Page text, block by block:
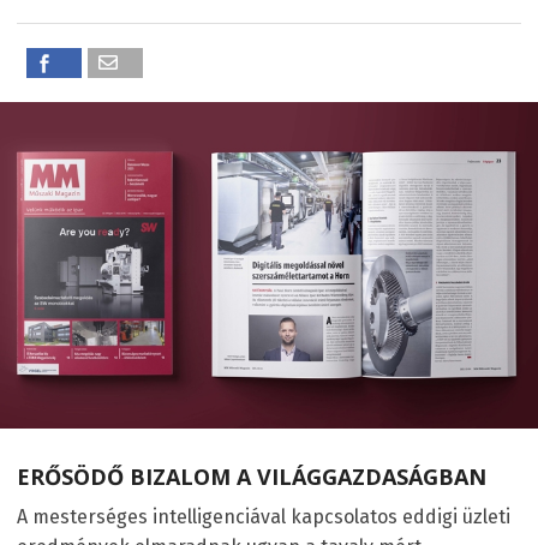
ERŐSÖDŐ BIZALOM A VILÁGGAZDASÁGBAN
A mesterséges intelligenciával kapcsolatos eddigi üzleti